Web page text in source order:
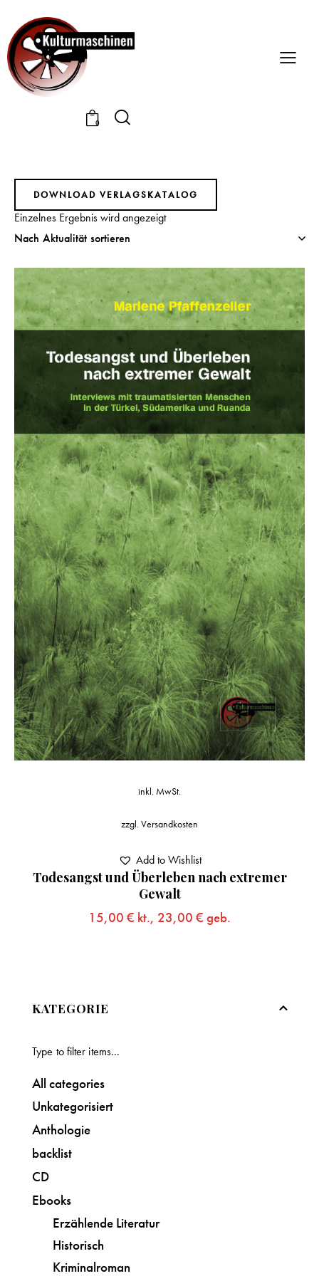
0
DOWNLOAD VERLAGSKATALOG
Einzelnes Ergebnis wird angezeigt
Todesangst und Überleben nach extremer
Gewalt
15,00 € kt., 23,00 € geb.
inkl. MwSt.
zzgl.Versandkosten
Add to Wishlist
KATEGORIE
All categories
Unkategorisiert
Anthologie
backlist
CD
Ebooks
Erzählende Literatur
Historisch
Kriminalroman